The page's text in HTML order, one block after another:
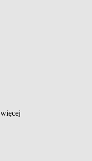
więcej